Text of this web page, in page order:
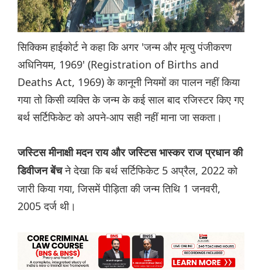
सिक्किम हाईकोर्ट ने कहा कि अगर 'जन्म और मृत्यु पंजीकरण
अधिनियम, 1969' (Registration of Births and
Deaths Act, 1969) के कानूनी नियमों का पालन नहीं किया
गया तो किसी व्यक्ति के जन्म के कई साल बाद रजिस्टर किए गए
बर्थ सर्टिफिकेट को अपने-आप सही नहीं माना जा सकता।
जस्टिस मीनाक्षी मदन राय और जस्टिस भास्कर राज प्रधान की
डिवीजन बेंचने देखा कि बर्थ सर्टिफिकेट 5 अप्रैल, 2022 को
जारी किया गया, जिसमें पीड़िता की जन्म तिथि 1 जनवरी,
2005 दर्ज थी।